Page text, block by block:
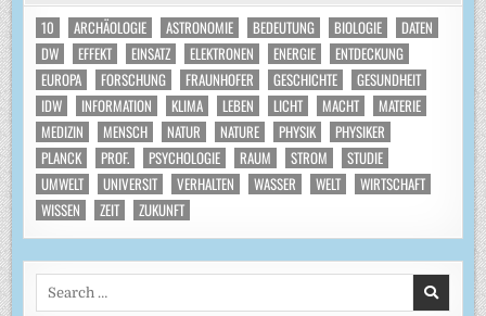
10 ARCHÄOLOGIE ASTRONOMIE BEDEUTUNG BIOLOGIE
DATEN
DW
EFFEKT EINSATZ ELEKTRONEN ENERGIE
ENTDECKUNG
EUROPA
FORSCHUNG FRAUNHOFER GESCHICHTE
GESUNDHEIT
IDW
INFORMATION KLIMA LEBEN LICHT MACHT
MATERIE
MEDIZIN
MENSCH NATUR NATURE PHYSIK
PHYSIKER
PLANCK
PROF. PSYCHOLOGIE RAUM STROM
STUDIE
UMWELT
UNIVERSIT VERHALTEN WASSER WELT
WIRTSCHAFT
WISSEN
ZEIT ZUKUNFT